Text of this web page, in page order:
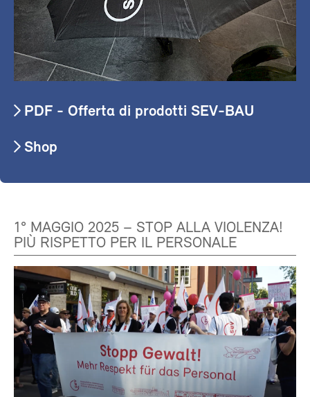
PDF - Offerta di prodotti SEV-BAU
Shop
1° MAGGIO 2025 – STOP ALLA VIOLENZA!
PIÙ RISPETTO PER IL PERSONALE